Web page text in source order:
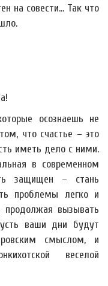
на совести… Так что
осознаешь не
что счастье – это
иметь дело с ними.
в современном
защищен – стань
проблемы легко и
продолжая вызывать
ваши дни будут
смыслом, и
веселой